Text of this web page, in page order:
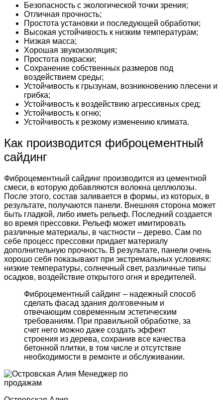
Безопасность с экологической точки зрения;
Отличная прочность;
Простота установки и последующей обработки;
Высокая устойчивость к низким температурам;
Низкая масса;
Хорошая звукоизоляция;
Простота покраски;
Сохранение собственных размеров под
воздействием среды;
Устойчивость к грызунам, возникновению плесени и
грибка;
Устойчивость к воздействию агрессивных сред;
Устойчивость к огню;
Устойчивость к резкому изменению климата.
Как производится фиброцементный
сайдинг
Фиброцементный сайдинг производится из цементной
смеси, в которую добавляются волокна целлюлозы.
После этого, состав заливается в формы, из которых, в
результате, получаются панели. Внешняя сторона может
быть гладкой, либо иметь рельеф. Последний создается
во время прессовки. Рельеф может имитировать
различные материалы, в частности – дерево. Сам по
себе процесс прессовки придает материалу
дополнительную прочность. В результате, панели очень
хорошо себя показывают при экстремальных условиях:
низкие температуры, солнечный свет, различные типы
осадков, воздействие открытого огня и вредителей.
Фиброцементный сайдинг – надежный способ
сделать фасад здания долговечным и
отвечающим современным эстетическим
требованиям. При правильной обработке, за
счет него можно даже создать эффект
строения из дерева, сохранив все качества
бетонной плитки, в том числе и отсутствие
необходимости в ремонте и обслуживании.